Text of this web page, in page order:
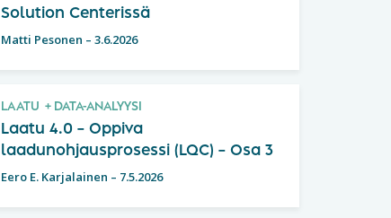
Solution Centerissä
Matti Pesonen – 3.6.2026
LAATU DATA-ANALYYSI
Laatu 4.0 – Oppiva
laadunohjausprosessi (LQC) – Osa 3
Eero E. Karjalainen – 7.5.2026